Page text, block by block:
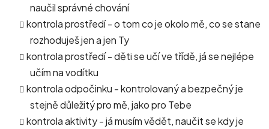
naučil správné chování
kontrola prostředí - o tom co je okolo mě, co se stane
rozhoduješ jen a jen Ty
kontrola prostředí - děti se učí ve třídě, já se nejlépe
učím na vodítku
kontrola odpočinku - kontrolovaný a bezpečný je
stejně důležitý pro mě, jako pro Tebe
kontrola aktivity - já musím vědět, naučit se kdy je